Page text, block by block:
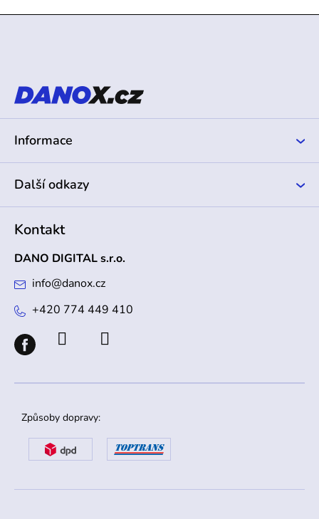
t
Informace
Další odkazy
Kontakt
DANO DIGITAL s.r.o.
info@danox.cz
+420 774 449 410
Způsoby dopravy: